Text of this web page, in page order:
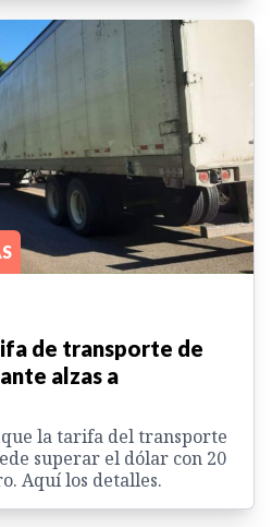
de transporte de
alzas a
la tarifa del transporte
superar el dólar con 20
Aquí los detalles.